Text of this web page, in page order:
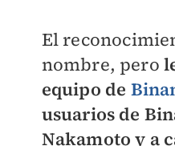
El
nombre, pero
equipo de
usuarios de
Nakamoto y a